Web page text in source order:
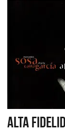
ALTA